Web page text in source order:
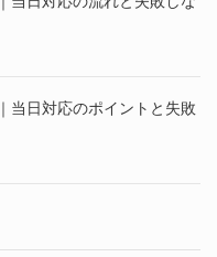
当日対応のポイントと失敗